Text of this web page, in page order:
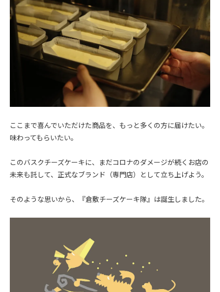
ここまで喜んでいただけた商品を、もっと多くの方に届けたい。
味わってもらいたい。
このバスクチーズケーキに、まだコロナのダメージが続くお店の
未来も託して、正式なブランド（専門店）として立ち上げよう。
そのような思いから、『倉敷チーズケーキ隊』は誕生しました。